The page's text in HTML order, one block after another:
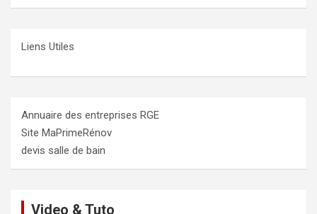
Liens Utiles
Annuaire des entreprises RGE
Site MaPrimeRénov
devis salle de bain
Video & Tuto